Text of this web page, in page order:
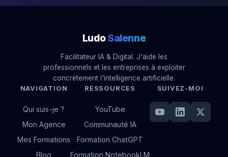
LudoSalenne
Facilitateur IA & Digital. J'aide les
professionnels et les entreprises à exploiter
concrètement l'intelligence artificielle.
NAVIGATION
Qui suis-je ?
Mon Agence
Mes Formations
Blog
RESSOURCES
YouTube
Communauté IA
Formation ChatGPT
Formation NotebookLM
SUIVEZ-MOI